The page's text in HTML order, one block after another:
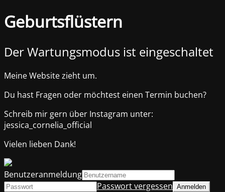
Geburtsflüstern
Der Wartungsmodus ist eingeschaltet
Meine Website zieht um.
Du hast Fragen oder möchtest einen Termin buchen?
Schreib mir gern über Instagram unter:
jessica_cornelia_official
Vielen lieben Dank!
Benutzeranmeldung
Passwort vergessen